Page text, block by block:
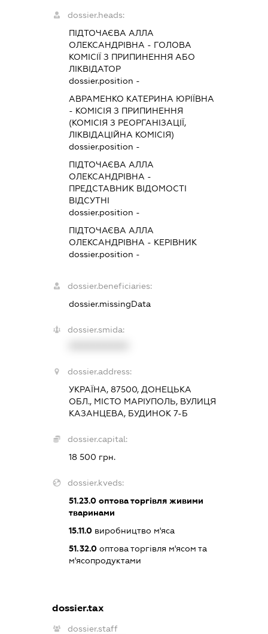
dossier.heads:
ПІДТОЧАЄВА АЛЛА
ОЛЕКСАНДРІВНА - ГОЛОВА
КОМІСІЇ З ПРИПИНЕННЯ АБО
ЛІКВІДАТОР
dossier.position -
АВРАМЕНКО КАТЕРИНА ЮРІЇВНА
- КОМІСІЯ З ПРИПИНЕННЯ
(КОМІСІЯ З РЕОРГАНІЗАЦІЇ,
ЛІКВІДАЦІЙНА КОМІСІЯ)
dossier.position -
ПІДТОЧАЄВА АЛЛА
ОЛЕКСАНДРІВНА -
ПРЕДСТАВНИКВІДОМОСТІ
ВІДСУТНІ
dossier.position -
ПІДТОЧАЄВА АЛЛА
ОЛЕКСАНДРІВНА - КЕРІВНИК
dossier.position -
dossier.beneficiaries:
dossier.missingData
dossier.smida:
dossier.address:
УКРАЇНА, 87500, ДОНЕЦЬКА
ОБЛ., МІСТО МАРІУПОЛЬ, ВУЛИЦЯ
КАЗАНЦЕВА, БУДИНОК 7-Б
dossier.capital:
18 500 грн.
dossier.kveds:
51.23.0оптова торгівля живими
тваринами
15.11.0виробництво м'яса
51.32.0оптова торгівля м'ясом та
м'ясопродуктами
dossier.tax
dossier.staff